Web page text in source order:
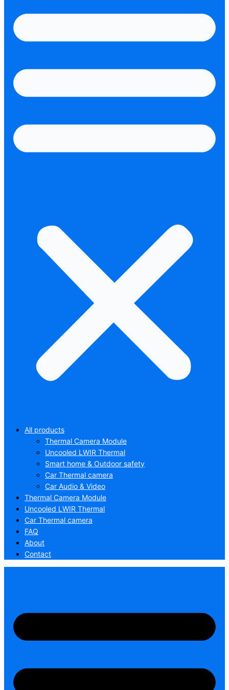
All products
Thermal Camera Module
Uncooled LWIR Thermal
Smart home & Outdoor safety
Car Thermal camera
Car Audio & Video
Thermal Camera Module
Uncooled LWIR Thermal
Car Thermal camera
FAQ
About
Contact